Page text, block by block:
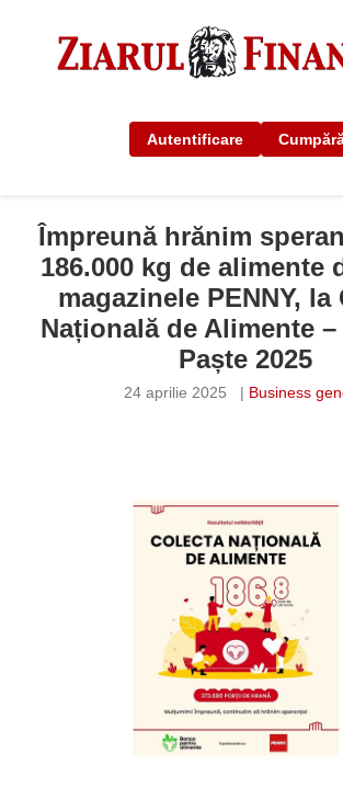
Autentificare
Împreună hrănim
186.000 kg de alimente
magazinele PENNY, la
Națională de Alimente
Paște 2025
24 aprilie 2025 | Business